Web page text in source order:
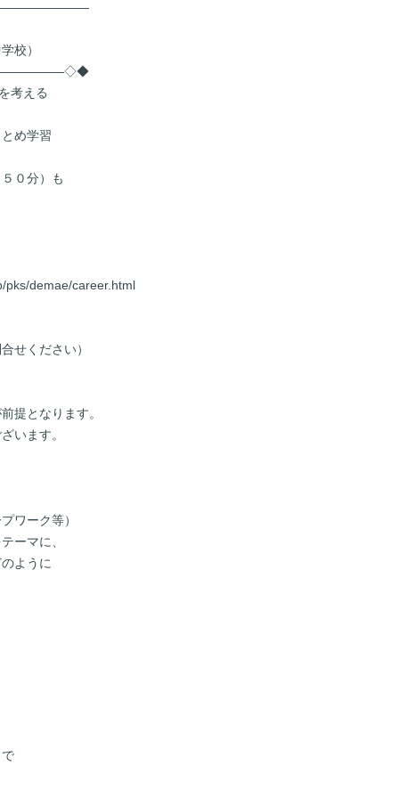
校）
考える
め学習
０分）も
pks/demae/career.html
せください）
提となります。
います。
ワーク等）
ーマに、
ように